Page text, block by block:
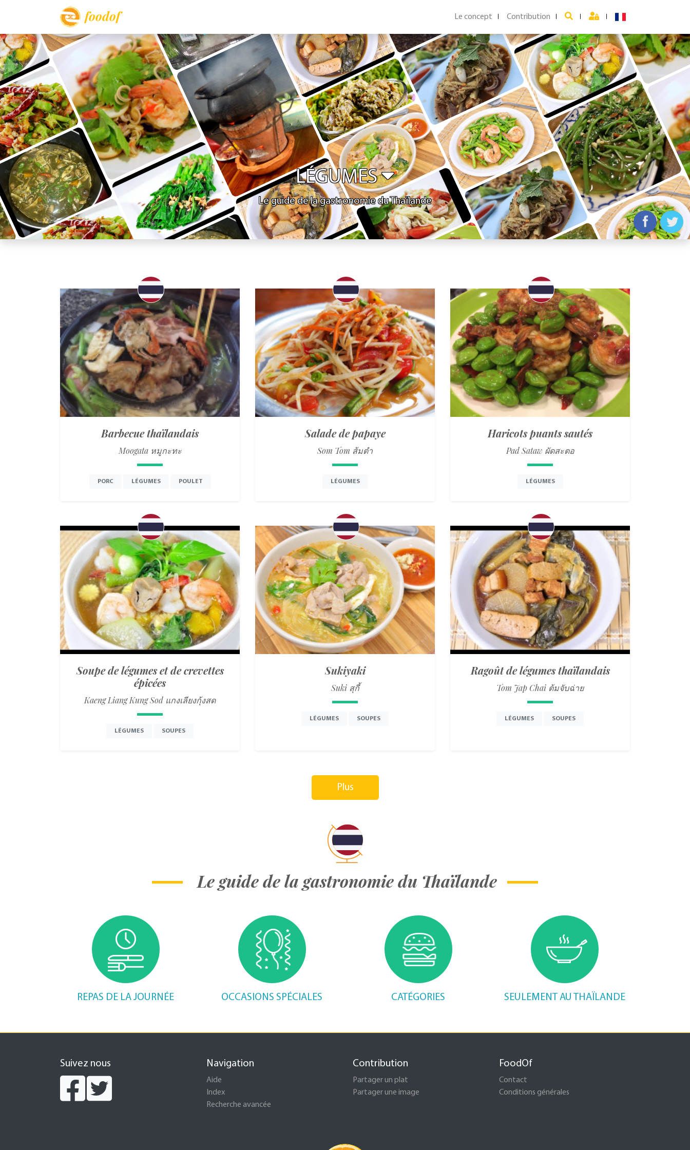
foodof Le concept Contribution
LÉGUMES
Le guide de la gastronomie du Thaïlande
Barbecue thaïlandais
Moogata หมูกะทะ
PORC LÉGUMES POULET
Salade de papaye
Som Tom ส้มตำ
LÉGUMES
Haricots puants sautés
Pad Sataw ผัดสะตอ
LÉGUMES
Soupe de légumes et de crevettes
épicées
Kaeng Liang Kung Sod แกงเลียงกุ้งสด
LÉGUMES SOUPES
Sukiyaki
Suki สุกี้
LÉGUMES SOUPES
Ragoût de légumes thaïlandais
Tom Jap Chai ต้มจับฉ่าย
LÉGUMES SOUPES
Plus
Le guide de la gastronomie du Thaïlande
REPAS DE LA JOURNÉE OCCASIONS SPÉCIALES CATÉGORIES SEULEMENT AU THAÏLANDE
Suivez nous Navigation
Aide
Index
Recherche avancée
Contribution
Partager un plat
Partager une image
FoodOf
Contact
Conditions générales